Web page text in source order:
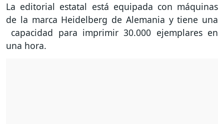
La editorial estatal está equipada con máquinas
de la marca Heidelberg de Alemania y tiene una
capacidad para imprimir 30.000 ejemplares en
una hora.